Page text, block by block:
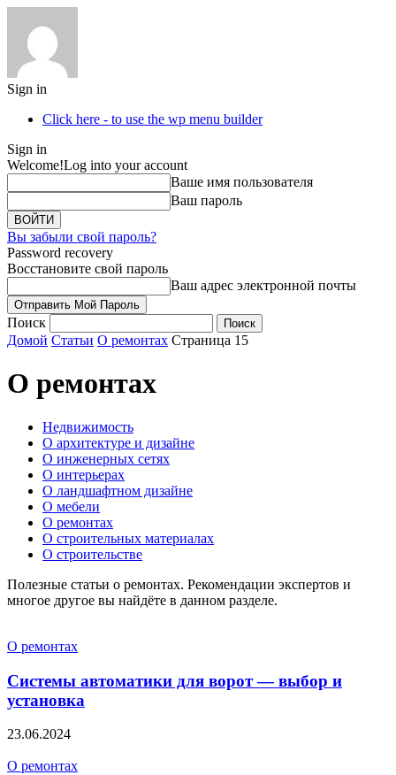
Sign in
Click here - to use the wp menu builder
Sign in
Welcome!Log into your account
Ваше имя пользователя
Ваш пароль
Вы забыли свой пароль?
Password recovery
Восстановите свой пароль
Ваш адрес электронной почты
Поиск
Домой Статьи О ремонтах Страница 15
О ремонтах
Недвижимость
О архитектуре и дизайне
О инженерных сетях
О интерьерах
О ландшафтном дизайне
О мебели
О ремонтах
О строительных материалах
О строительстве
Полезные статьи о ремонтах. Рекомендации экспертов и
многое другое вы найдёте в данном разделе.
О ремонтах
Системы автоматики для ворот — выбор и
установка
23.06.2024
О ремонтах